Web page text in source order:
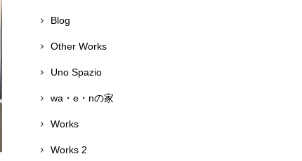
Blog
Other Works
Uno Spazio
wa・e・nの家
Works
Works 2